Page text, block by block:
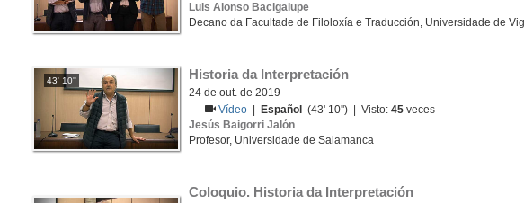
Luis Alonso Bacigalupe
Decano da Facultade de Filoloxía e Traducción, Universidade de
43' 10'' Historia da Interpretación
24 de out. de 2019
Vídeo
Español (43' 10'') | Visto:45 veces
Jesús Baigorri Jalón
Profesor, Universidade de Salamanca
Coloquio. Historia da Interpretación